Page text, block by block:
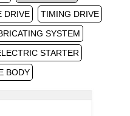
DRIVE
TIMING DRIVE
SYSTEM
STARTER
BODY